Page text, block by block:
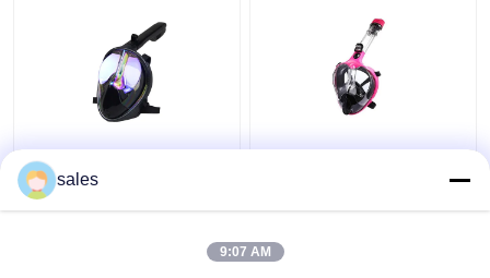
Silicone lunettes de
plein visage de 180
degrés avec la plongée
Silicone de plongée
panoramique de 180
degrés
sales
9:07 AM